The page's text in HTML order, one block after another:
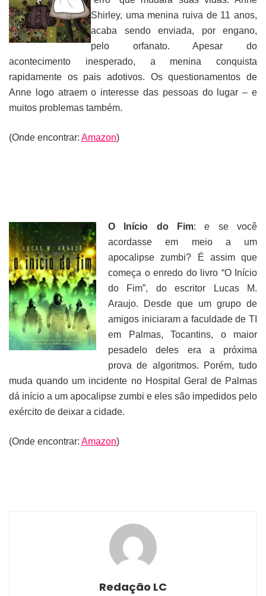
Shirley, uma menina ruiva de 11 anos,
acaba sendo enviada, por engano,
pelo orfanato. Apesar do
acontecimento inesperado, a menina conquista
rapidamente os pais adotivos. Os questionamentos de
Anne logo atraem o interesse das pessoas do lugar – e
muitos problemas também.
(Onde encontrar: Amazon)
O Início do Fim: e se você
acordasse em meio a um
apocalipse zumbi? É assim que
começa o enredo do livro “O Início
do Fim”, do escritor Lucas M.
Araujo. Desde que um grupo de
amigos iniciaram a faculdade de TI
em Palmas, Tocantins, o maior
pesadelo deles era a próxima
prova de algoritmos. Porém, tudo
muda quando um incidente no Hospital Geral de Palmas
dá início a um apocalipse zumbi e eles são impedidos pelo
exército de deixar a cidade.
(Onde encontrar: Amazon)
Redação LC